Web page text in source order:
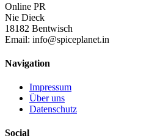
Online PR
Nie Dieck
18182 Bentwisch
Email: info@spiceplanet.in
Navigation
Impressum
Über uns
Datenschutz
Social